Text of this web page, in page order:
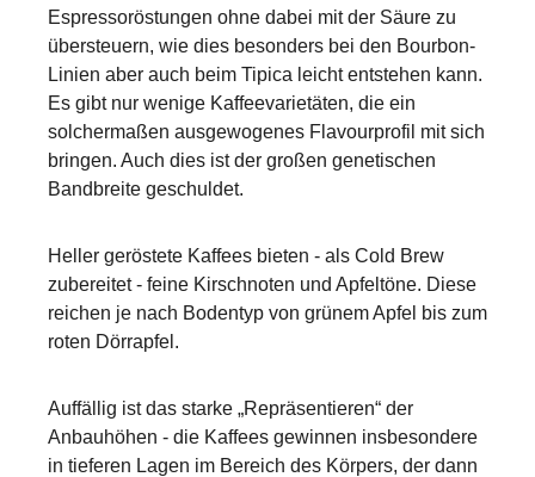
Espressoröstungen ohne dabei mit der Säure zu
übersteuern, wie dies besonders bei den Bourbon-
Linien aber auch beim Tipica leicht entstehen kann.
Es gibt nur wenige Kaffeevarietäten, die ein
solchermaßen ausgewogenes Flavourprofil mit sich
bringen. Auch dies ist der großen genetischen
Bandbreite geschuldet.
Heller geröstete Kaffees bieten - als Cold Brew
zubereitet - feine Kirschnoten und Apfeltöne. Diese
reichen je nach Bodentyp von grünem Apfel bis zum
roten Dörrapfel.
Auffällig ist das starke „Repräsentieren“ der
Anbauhöhen - die Kaffees gewinnen insbesondere
in tieferen Lagen im Bereich des Körpers, der dann